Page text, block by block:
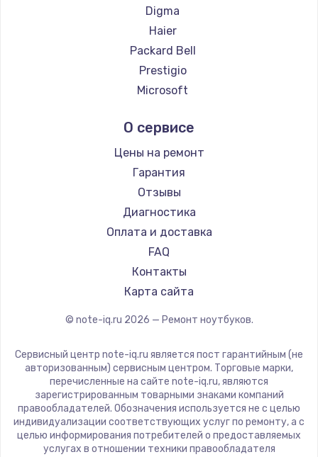
Ремонт ноутбуков ZTE
Ремонт ноутбуков Hiper
Ремонт ноутбуков Evga
Ремонт ноутбуков Google
Ремонт ноутбуков Echips
Ремонт ноутбуков Predator
Ремонт ноутбуков iru
Ремонт ноутбуков Machenike
Ремонт ноутбуков DEXP
Ремонт ноутбуков Teclast
Ремонт ноутбуков CHUWI
Ремонт ноутбуков Colorful
Digma
Haier
Packard Bell
Prestigio
Microsoft
Aquarius
Gigabyte
Aorus
Maibenben
Getac
Epson
Philips
LG
Panasonic
ZTE
Hiper
Evga
Google
Echips
О сервисе
Цены на ремонт
Гарантия
Отзывы
Диагностика
Оплата и доставка
FAQ
Контакты
Карта сайта
© note-iq.ru 2026 — Ремонт ноутбуков.
Сервисный центр note-iq.ru является пост гарантийным (не
авторизованным) сервисным центром. Торговые марки,
перечисленные на сайте note-iq.ru, являются
зарегистрированным товарными знаками компаний
правообладателей. Обозначения используется не с целью
индивидуализации соответствующих услуг по ремонту, а с
целью информирования потребителей о предоставляемых
услугах в отношении техники правообладателя